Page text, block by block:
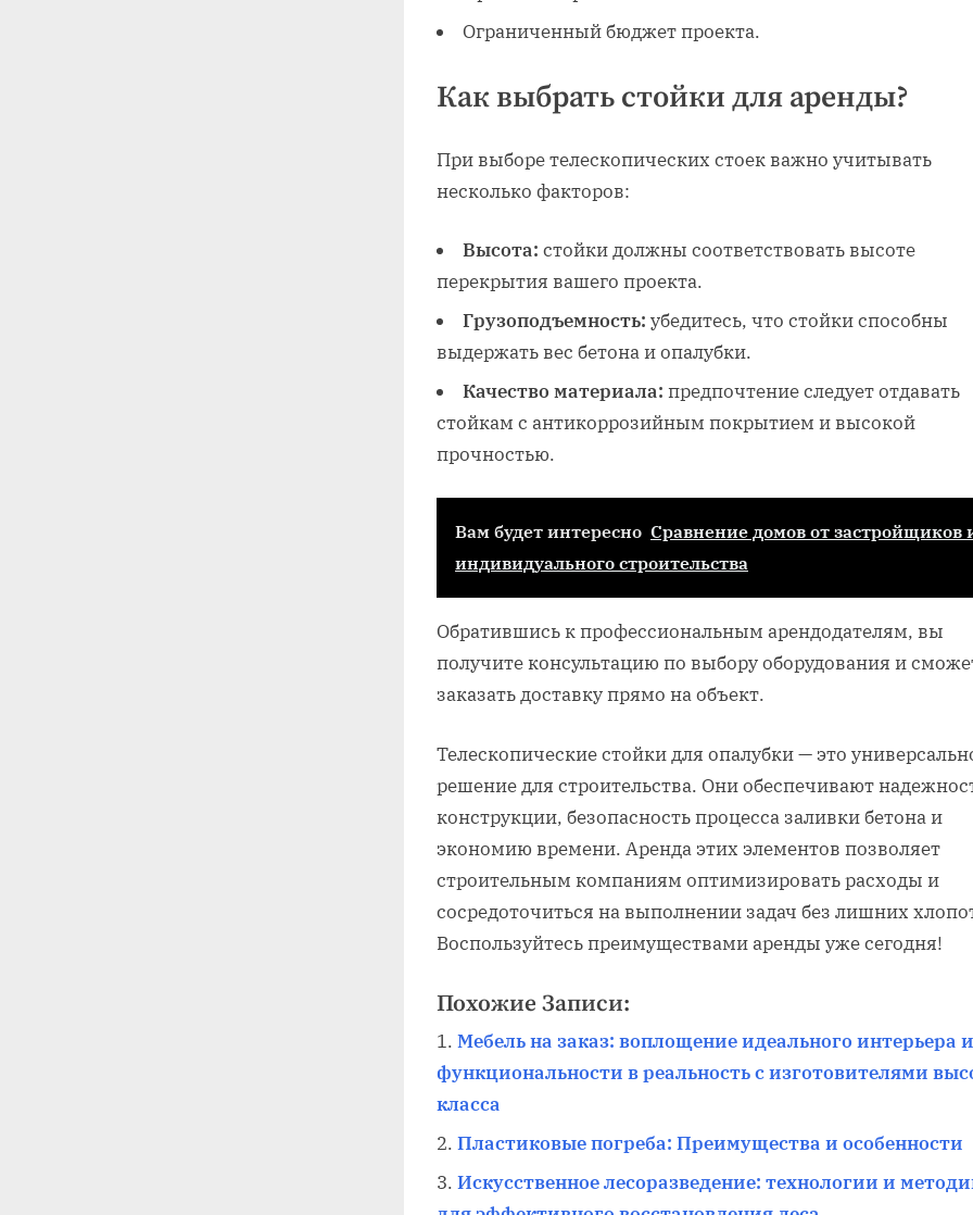
Ограниченный бюджет проекта.
Как выбрать стойки для аренды?
При выборе телескопических стоек важно учитывать
несколько факторов:
Высота: стойки должны соответствовать высоте
перекрытия вашего проекта.
Грузоподъемность: убедитесь, что стойки способны
выдержать вес бетона и опалубки.
Качество материала: предпочтение следует отдавать
стойкам с антикоррозийным покрытием и высокой
прочностью.
Вам будет интересно Сравнение домов от застройщиков
индивидуального строительства
Обратившись к профессиональным арендодателям, вы
получите консультацию по выбору оборудования и
заказать доставку прямо на объект.
Телескопические стойки для опалубки — это
решение для строительства. Они обеспечивают
конструкции, безопасность процесса заливки бетона и
экономию времени. Аренда этих элементов позволяет
строительным компаниям оптимизировать расходы и
сосредоточиться на выполнении задач без лишних
Воспользуйтесь преимуществами аренды уже сегодня!
Похожие Записи:
Мебель на заказ: воплощение идеального интерьера и
функциональности в реальность с изготовителями
класса
Пластиковые погреба: Преимущества и особенности
Искусственное лесоразведение: технологии и